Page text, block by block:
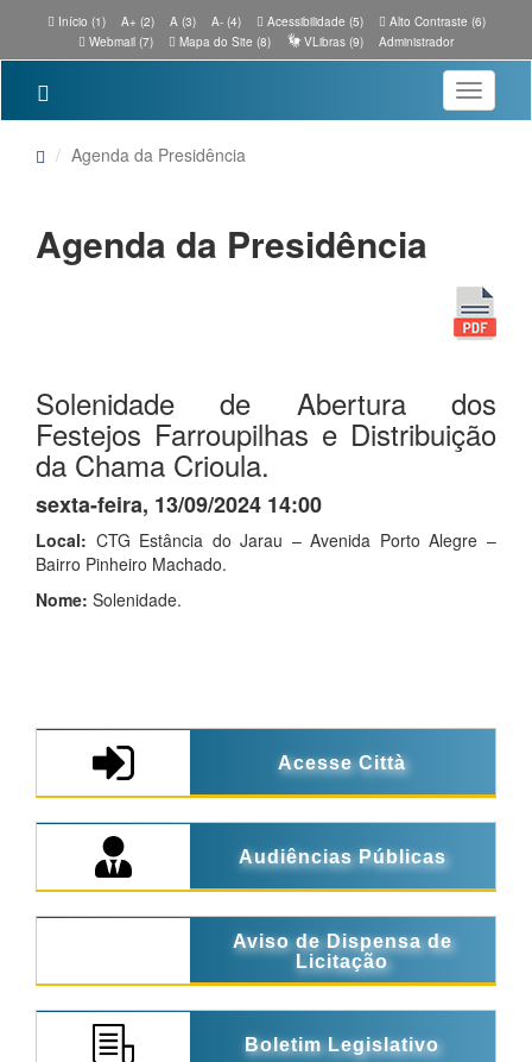
Início (1) A+ (2) A (3) A- (4) Acessibilidade (5)
Alto Contraste (6)
Webmail (7)
Mapa do Site (8) VLibras (9) Administrador
Toggle
Agenda da Presidência
Agenda da Presidência
Solenidade de Abertura dos
Festejos Farroupilhas e Distribuição
da Chama Crioula.
sexta-feira, 13/09/2024 14:00
Local: CTG Estância do Jarau – Avenida Porto Alegre –
Bairro Pinheiro Machado.
Nome: Solenidade.
Acesse Città
Audiências Públicas
Aviso de Dispensa de
Licitação
Boletim Legislativo